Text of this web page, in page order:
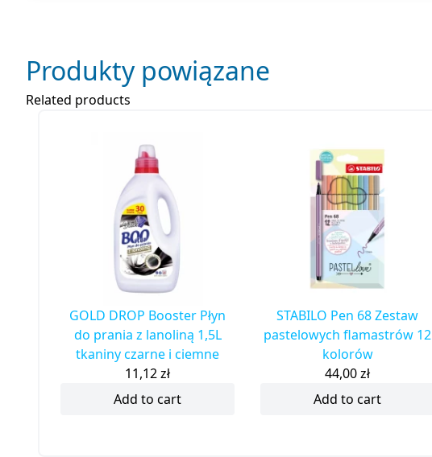
Produkty powiązane
Related products
GOLD DROP Booster Płyn
do prania z lanoliną 1,5L
tkaniny czarne i ciemne
11,12zł
Add to cart
STABILO Pen 68 Zestaw
pastelowych flamastrów 12
kolorów
44,00zł
Add to cart